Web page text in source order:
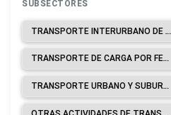
SUBSECTORES
TRANSPORTE INTERURBANO DE PASAJEROS POR FERROCARRIL.
TRANSPORTE DE CARGA POR FERROCARRIL.
TRANSPORTE URBANO Y SUBURBANO DE PASAJEROS POR VÍA TERRESTRE.